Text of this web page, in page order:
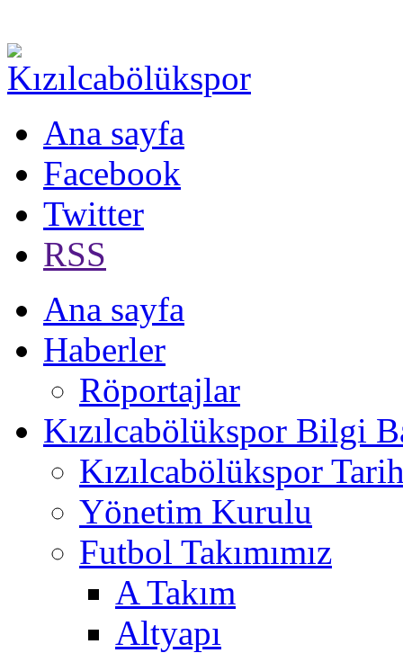
Ana sayfa
Facebook
Twitter
RSS
Ana sayfa
Haberler
Röportajlar
Kızılcabölükspor Bilgi
Kızılcabölükspor
Yönetim Kurulu
Futbol Takımımız
A Takım
Altyapı